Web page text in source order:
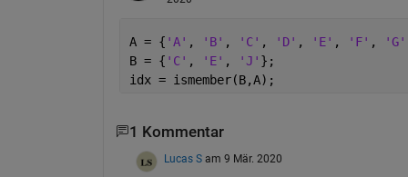
A = { 'A' , 'B' , 'C' , 'D' , 'E' , 'F' , 'G'
B = { 'C' , 'E' , 'J' };
idx = ismember(B,A);
1 Kommentar
Lucas S am 9 Mär. 2020